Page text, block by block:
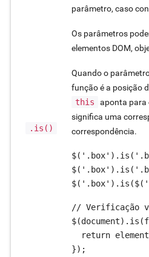
.is()
parâmetro, caso
Os parâmetros
elementos DOM,
Quando o
função é a posição
this
aponta para
significa uma
correspondência.
// Verificação
return
});